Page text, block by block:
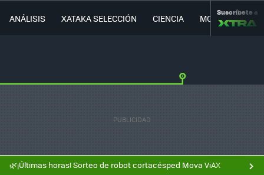
ANÁLISIS XATAKA SELECCIÓN CIENCIA MOVILIDAD
Suscríbete a
🌿¡Últimas horas! Sorteo de robot cortacésped Mova ViAX